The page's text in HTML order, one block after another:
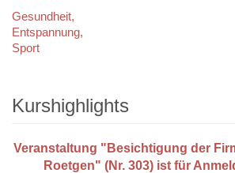
Gesundheit,
Entspannung,
Sport
Kurshighlights
Veranstaltung "Besichtigung der
Roetgen" (Nr. 303) ist für